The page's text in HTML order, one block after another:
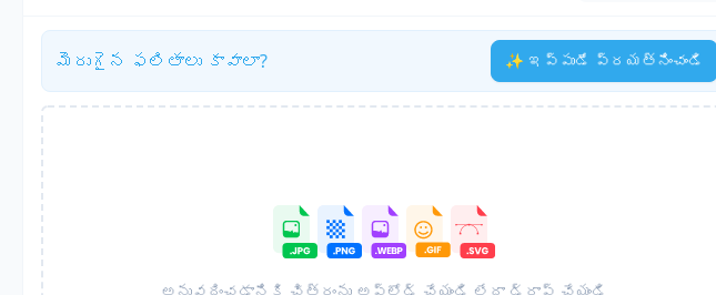
మెరుగైన ఫలితాలు కావాలా? ✨ ఇప్పుడే ప్రయత్నించండి
అనువదించడానికి చిత్రం‌ను అప్‌లోడ్ చేయండి లేదా డ్రాప్ చేయండి